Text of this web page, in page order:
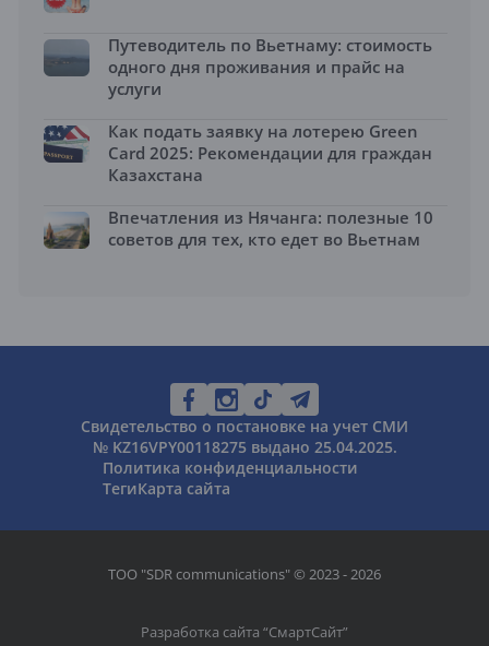
Путеводитель по Вьетнаму: стоимость
одного дня проживания и прайс на
услуги
Как подать заявку на лотерею Green
Card 2025: Рекомендации для граждан
Казахстана
Впечатления из Нячанга: полезные 10
советов для тех, кто едет во Вьетнам
Свидетельство о постановке на учет СМИ
№ KZ16VPY00118275 выдано 25.04.2025.
Политика конфиденциальности
ТегиКарта сайта
ТОО "SDR communications" © 2023 - 2026
Разработка сайта “СмартСайт”